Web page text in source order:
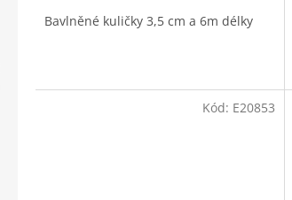
Bavlněné kuličky 3,5 cm a 6m délky
Kód: E20853